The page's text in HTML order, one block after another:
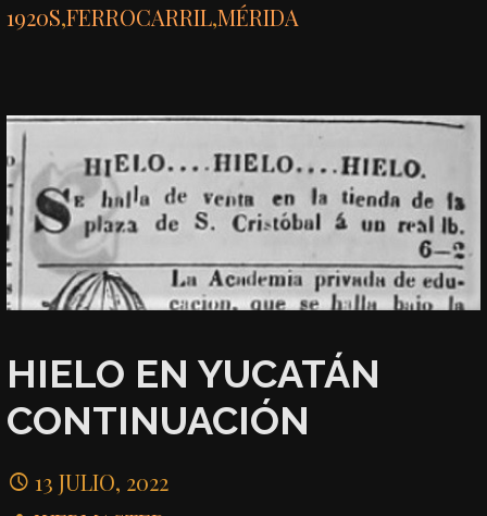
1920S,FERROCARRIL,MÉRIDA
HIELO EN YUCATÁN
CONTINUACIÓN
13 JULIO, 2022